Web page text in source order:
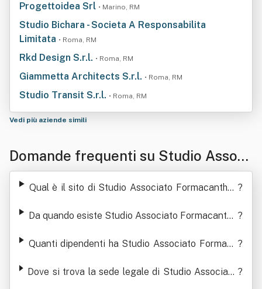
Progettoidea Srl • Marino, RM
Studio Bichara - Societa A Responsabilita
Limitata • Roma, RM
Rkd Design S.r.l. • Roma, RM
Giammetta Architects S.r.l. • Roma, RM
Studio Transit S.r.l. • Roma, RM
Vedi più aziende simili
Domande frequenti su Studio Associ
ato Formacanthus Srl
Qual è il sito di Studio Associato Formacanthus ?
Da quando esiste Studio Associato Formacanthu ?
Quanti dipendenti ha Studio Associato Formaca ?
Dove si trova la sede legale di Studio Associato ?